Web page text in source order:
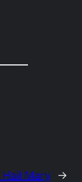
Hail Mary →